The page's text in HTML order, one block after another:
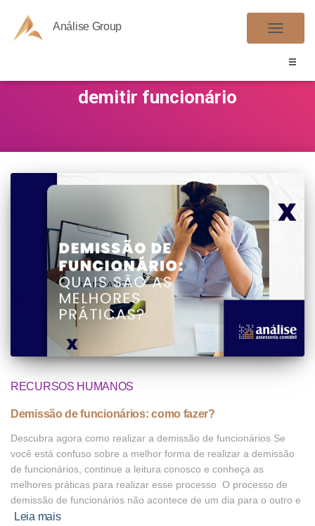
Análise Group
demitir funcionário
RECURSOS HUMANOS
Demissão de funcionários: como fazer?
Descubra agora como realizar a demissão de funcionários Se
você está confuso sobre a melhor forma de realizar a demissão
de funcionários, continue a leitura conosco e conheça as
melhores práticas para realizar esse processo O processo de
demissão de funcionários não acontece de um dia para o outro e
Leia mais